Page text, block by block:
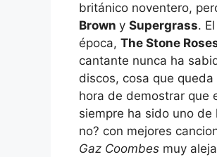
británico noventero,
Brown y Supergrass.
época, The Stone
cantante nunca ha
discos, cosa que
hora de demostrar que
siempre ha sido uno
no? con mejores
Gaz Coombes muy